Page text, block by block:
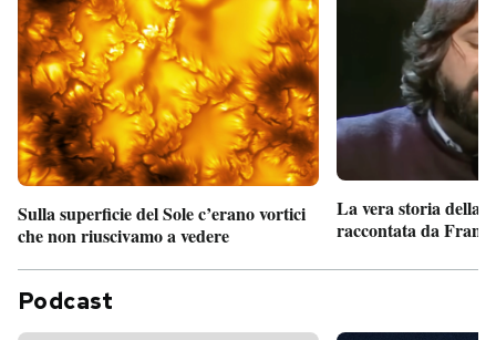
Sulla superficie del Sole c’erano vortici
che non riuscivamo a vedere
La vera storia della
raccontata da
Podcast